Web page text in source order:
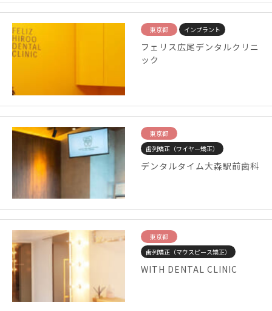
東京都 インプラント
フェリス広尾デンタルクリニ
ック
東京都
歯列矯正（ワイヤー矯正）
デンタルタイム大森駅前歯科
東京都
歯列矯正（マウスピース矯正）
WITH DENTAL CLINIC